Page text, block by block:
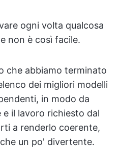
ogni volta qualcosa
non è così facile.
che abbiamo terminato
dei migliori modelli
in modo da
il lavoro richiesto dal
a renderlo coerente,
un po' divertente.